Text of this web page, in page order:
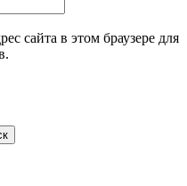
сайта в этом браузере для